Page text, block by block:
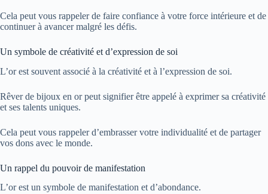
Cela peut vous rappeler de faire confiance à votre force intérieure et de
continuer à avancer malgré les défis.
Un symbole de créativité et d’expression de soi
L’or est souvent associé à la créativité et à l’expression de soi.
Rêver de bijoux en or peut signifier être appelé à exprimer sa créativité
et ses talents uniques.
Cela peut vous rappeler d’embrasser votre individualité et de partager
vos dons avec le monde.
Un rappel du pouvoir de manifestation
L’or est un symbole de manifestation et d’abondance.